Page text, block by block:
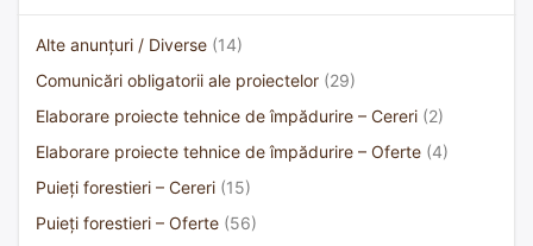
Alte anunțuri / Diverse (14)
Comunicări obligatorii ale proiectelor (29)
Elaborare proiecte tehnice de împădurire – Cereri (2)
Elaborare proiecte tehnice de împădurire – Oferte (4)
Puieți forestieri – Cereri (15)
Puieți forestieri – Oferte (56)